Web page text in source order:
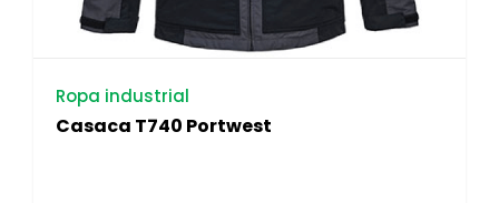
Ropa industrial
Casaca T740 Portwest